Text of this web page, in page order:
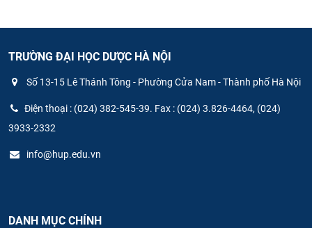
TRƯỜNG ĐẠI HỌC DƯỢC HÀ NỘI
Số 13-15 Lê Thánh Tông - Phường Cửa Nam - Thành phố Hà Nội
Điện thoại : (024) 382-545-39. Fax : (024) 3.826-4464, (024)
3933-2332
info@hup.edu.vn
DANH MỤC CHÍNH